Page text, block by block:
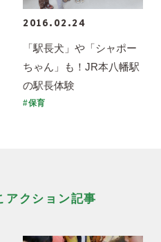
2016.02.24
「駅長犬」や「シャポー
ちゃん」も！JR本八幡駅
の駅長体験
#保育
アクション記事